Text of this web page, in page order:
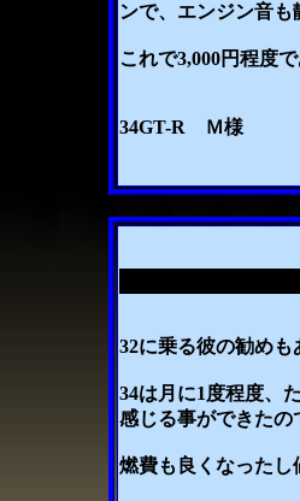
ンで、エンジン音も
これで3,000円程度
34GT-R Ｍ様
32に乗る彼の勧め
34は月に1度程度、
感じる事ができたの
燃費も良くなったし